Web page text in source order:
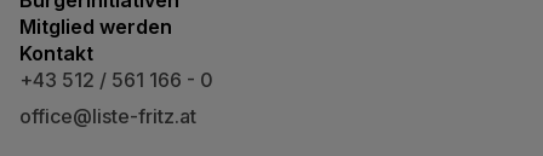
Mitglied werden
Kontakt
+43 512 / 561 166 - 0
office@liste-fritz.at